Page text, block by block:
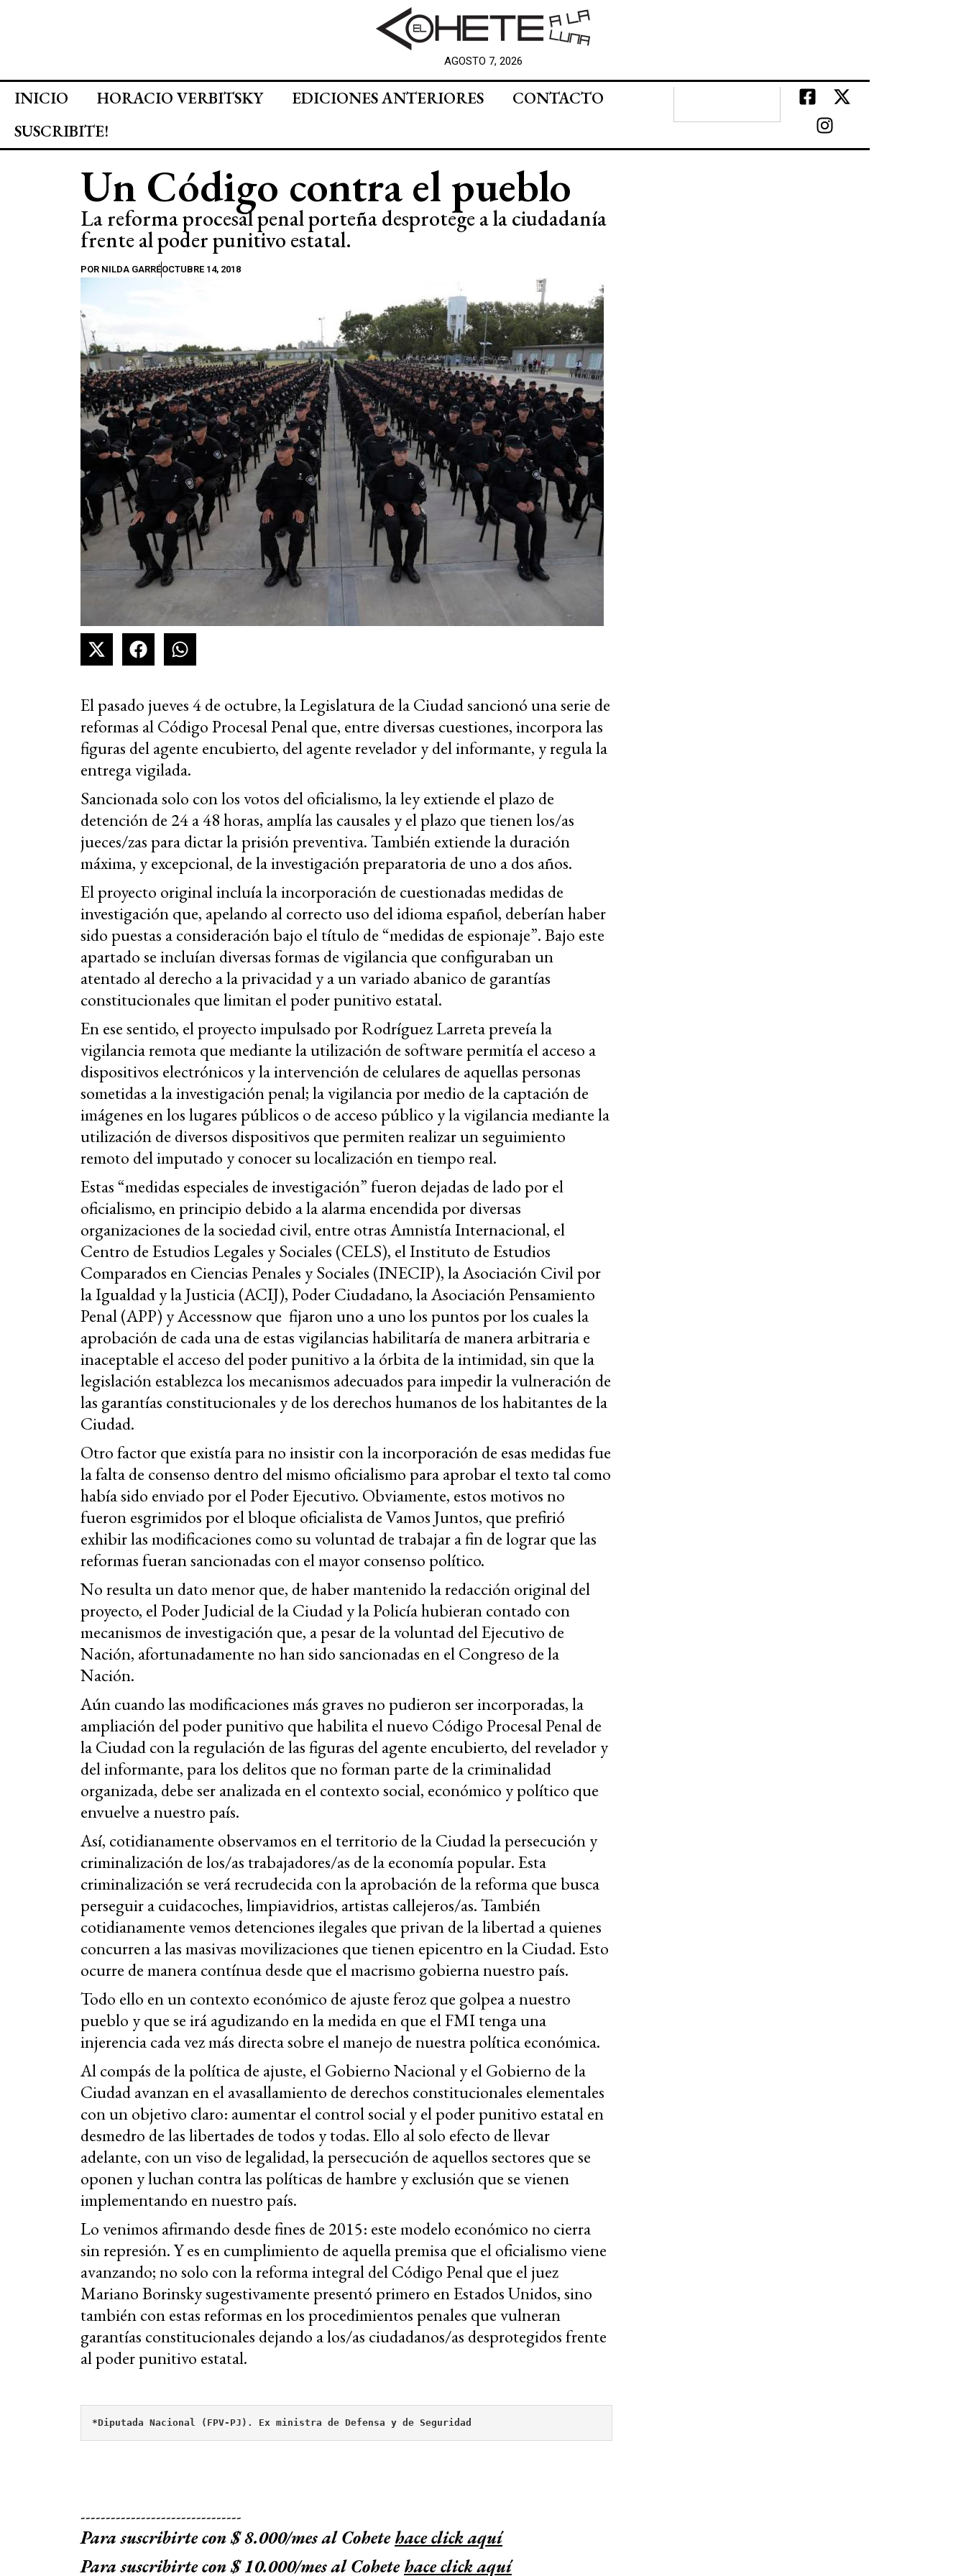
AGOSTO 7, 2026
INICIO HORACIO VERBITSKY EDICIONES ANTERIORES
CONTACTO
SUSCRIBITE!
Un Código contra el pueblo
La reforma procesal penal porteña desprotege a la ciudadanía
frente al poder punitivo estatal.
POR NILDA GARRÉOCTUBRE 14, 2018
El pasado jueves 4 de octubre, la Legislatura de la Ciudad sancionó una serie de
reformas al Código Procesal Penal que, entre diversas cuestiones, incorpora las
figuras del agente encubierto, del agente revelador y del informante, y regula la
entrega vigilada.
Sancionada solo con los votos del oficialismo, la ley extiende el plazo de
detención de 24 a 48 horas, amplía las causales y el plazo que tienen los/as
jueces/zas para dictar la prisión preventiva. También extiende la duración
máxima, y excepcional, de la investigación preparatoria de uno a dos años.
El proyecto original incluía la incorporación de cuestionadas medidas de
investigación que, apelando al correcto uso del idioma español, deberían haber
sido puestas a consideración bajo el título de “medidas de espionaje”. Bajo este
apartado se incluían diversas formas de vigilancia que configuraban un
atentado al derecho a la privacidad y a un variado abanico de garantías
constitucionales que limitan el poder punitivo estatal.
En ese sentido, el proyecto impulsado por Rodríguez Larreta preveía la
vigilancia remota que mediante la utilización de software permitía el acceso a
dispositivos electrónicos y la intervención de celulares de aquellas personas
sometidas a la investigación penal; la vigilancia por medio de la captación de
imágenes en los lugares públicos o de acceso público y la vigilancia mediante la
utilización de diversos dispositivos que permiten realizar un seguimiento
remoto del imputado y conocer su localización en tiempo real.
Estas “medidas especiales de investigación” fueron dejadas de lado por el
oficialismo, en principio debido a la alarma encendida por diversas
organizaciones de la sociedad civil, entre otras Amnistía Internacional, el
Centro de Estudios Legales y Sociales (CELS), el Instituto de Estudios
Comparados en Ciencias Penales y Sociales (INECIP), la Asociación Civil por
la Igualdad y la Justicia (ACIJ), Poder Ciudadano, la Asociación Pensamiento
Penal (APP) y Accessnow que fijaron uno a uno los puntos por los cuales la
aprobación de cada una de estas vigilancias habilitaría de manera arbitraria e
inaceptable el acceso del poder punitivo a la órbita de la intimidad, sin que la
legislación establezca los mecanismos adecuados para impedir la vulneración de
las garantías constitucionales y de los derechos humanos de los habitantes de la
Ciudad.
Otro factor que existía para no insistir con la incorporación de esas medidas fue
la falta de consenso dentro del mismo oficialismo para aprobar el texto tal como
había sido enviado por el Poder Ejecutivo. Obviamente, estos motivos no
fueron esgrimidos por el bloque oficialista de Vamos Juntos, que prefirió
exhibir las modificaciones como su voluntad de trabajar a fin de lograr que las
reformas fueran sancionadas con el mayor consenso político.
No resulta un dato menor que, de haber mantenido la redacción original del
proyecto, el Poder Judicial de la Ciudad y la Policía hubieran contado con
mecanismos de investigación que, a pesar de la voluntad del Ejecutivo de
Nación, afortunadamente no han sido sancionadas en el Congreso de la
Nación.
Aún cuando las modificaciones más graves no pudieron ser incorporadas, la
ampliación del poder punitivo que habilita el nuevo Código Procesal Penal de
la Ciudad con la regulación de las figuras del agente encubierto, del revelador y
del informante, para los delitos que no forman parte de la criminalidad
organizada, debe ser analizada en el contexto social, económico y político que
envuelve a nuestro país.
Así, cotidianamente observamos en el territorio de la Ciudadla persecución y
criminalizaciónde los/as trabajadores/as de la economía popular. Esta
criminalización se verá recrudecida con la aprobación de la reforma que busca
perseguir a cuidacoches, limpiavidrios, artistas callejeros/as. También
cotidianamente vemos detenciones ilegales que privan de la libertad a quienes
concurren a las masivas movilizaciones que tienen epicentro en la Ciudad. Esto
ocurre de manera contínua desde que el macrismo gobierna nuestro país.
Todo ello en un contexto económico de ajuste feroz que golpea a nuestro
pueblo y que se irá agudizando en la medida en que el FMI tenga una
injerencia cada vez más directa sobre el manejo de nuestra política económica.
Al compás de la política de ajuste, el Gobierno Nacional y el Gobierno de la
Ciudad avanzan en el avasallamiento de derechos constitucionales elementales
con un objetivo claro: aumentar el control social y el poder punitivo estatal en
desmedro de las libertades de todos y todas. Ello al solo efecto de llevar
adelante, con un viso de legalidad, la persecución de aquellos sectores que se
oponen y luchan contra las políticas de hambre y exclusión que se vienen
implementando en nuestro país.
Lo venimos afirmando desde fines de 2015: este modelo económico no cierra
sin represión. Y es en cumplimiento de aquella premisa que el oficialismo viene
avanzando; no solo con la reforma integral del Código Penal que el juez
Mariano Borinsky sugestivamente presentó primero en Estados Unidos, sino
también con estas reformas en los procedimientos penales que vulneran
garantías constitucionales dejando a los/as ciudadanos/as desprotegidos frente
al poder punitivo estatal.
*Diputada Nacional (FPV-PJ). Ex ministra de Defensa y de Seguridad
--------------------------------
Para suscribirte con $ 8.000/mes al Cohetehace click aquí
Para suscribirte con $ 10.000/mes al Cohetehace click aquí